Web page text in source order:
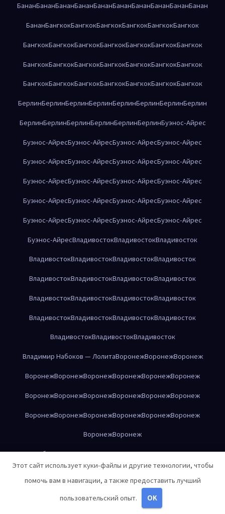
БананБананБананБананБананБананБананБананБананБанан
БананБангкокБангкокБангкокБангкокБангкокБангкок
БангкокБангкокБангкокБангкокБангкокБангкокБангкок
БангкокБангкокБангкокБангкокБангкокБангкокБангкок
БангкокБангкокБангкокБангкокБангкокБангкокБангкок
БерлинБерлинБерлинБерлинБерлинБерлинБерлинБерлин
БерлинБерлинБерлинБерлинБерлинБерлинБуэнос-Айрес
Буэнос-АйресБуэнос-АйресБуэнос-АйресБуэнос-Айрес
Буэнос-АйресБуэнос-АйресБуэнос-АйресБуэнос-Айрес
Буэнос-АйресБуэнос-АйресБуэнос-АйресБуэнос-Айрес
Буэнос-АйресБуэнос-АйресБуэнос-АйресБуэнос-Айрес
Буэнос-АйресБуэнос-АйресБуэнос-АйресБуэнос-Айрес
Буэнос-АйресВладивостокВладивостокВладивосток
ВладивостокВладивостокВладивостокВладивосток
ВладивостокВладивостокВладивостокВладивосток
ВладивостокВладивостокВладивостокВладивосток
ВладивостокВладивостокВладивостокВладивосток
ВладивостокВладивостокВладивосток
Владимир Набоков — ЛолитаВоронежВоронежВоронеж
ВоронежВоронежВоронежВоронежВоронежВоронеж
ВоронежВоронежВоронежВоронежВоронежВоронеж
ВоронежВоронежВоронежВоронежВоронежВоронеж
ВоронежВоронеж
Габриэль Гарсиа Маркес — Сто лет одиночества
Габриэль Гарсиа Маркес — Сто лет одиночества
Габриэль Гарсиа Маркес — Сто лет одиночества
Этот сайт использует куки-файлы и другие технологии, чтобы
помочь вам в навигации, а также предоставить лучший
пользовательский опыт.
OK